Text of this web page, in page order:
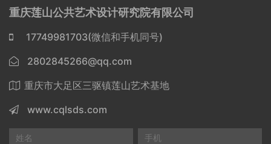
重庆莲山公共艺术设计研究院有限公司
17749981703(微信和手机同号)
2802845266@qq.com
重庆市大足区三驱镇莲山艺术基地
www.cqlsds.com